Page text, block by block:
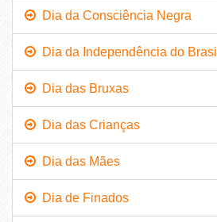
Dia da Consciência Negra
Dia da Independência do Brasil
Dia das Bruxas
Dia das Crianças
Dia das Mães
Dia de Finados